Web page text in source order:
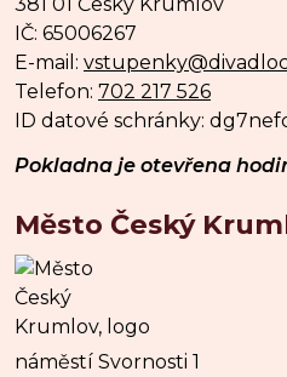
381 01 Český Krumlov
IČ: 65006267
E-mail:
Telefon: 702 217 526
ID datové schránky:
Pokladna je otevřena
Město Český
náměstí Svornosti 1